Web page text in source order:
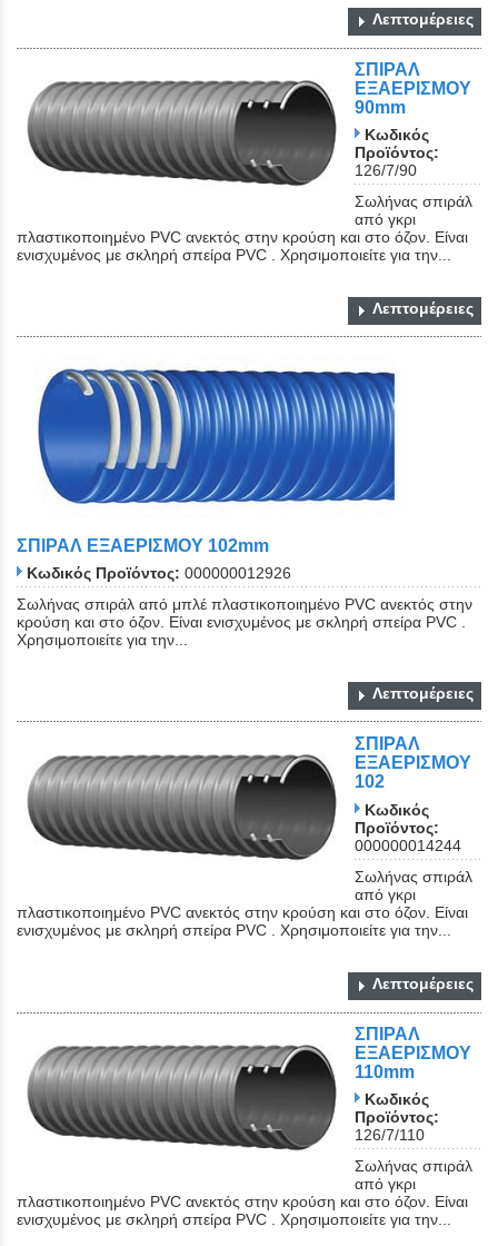
Λεπτομέρειες
ΣΠΙΡΑΛ
ΕΞΑΕΡΙΣΜΟΥ
90mm
Κωδικός
Προϊόντος:
126/7/90
Σωλήνας σπιράλ
από γκρι
πλαστικοποιημένο PVC ανεκτός στην κρούση και στο όζον. Είναι
ενισχυμένος με σκληρή σπείρα PVC . Χρησιμοποιείτε για την...
Λεπτομέρειες
ΣΠΙΡΑΛ ΕΞΑΕΡΙΣΜΟΥ 102mm
Κωδικός Προϊόντος: 000000012926
Σωλήνας σπιράλ από μπλέ πλαστικοποιημένο PVC ανεκτός στην
κρούση και στο όζον. Είναι ενισχυμένος με σκληρή σπείρα PVC .
Χρησιμοποιείτε για την...
Λεπτομέρειες
ΣΠΙΡΑΛ
ΕΞΑΕΡΙΣΜΟΥ
102
Κωδικός
Προϊόντος:
000000014244
Σωλήνας σπιράλ
από γκρι
πλαστικοποιημένο PVC ανεκτός στην κρούση και στο όζον. Είναι
ενισχυμένος με σκληρή σπείρα PVC . Χρησιμοποιείτε για την...
Λεπτομέρειες
ΣΠΙΡΑΛ
ΕΞΑΕΡΙΣΜΟΥ
110mm
Κωδικός
Προϊόντος:
126/7/110
Σωλήνας σπιράλ
από γκρι
πλαστικοποιημένο PVC ανεκτός στην κρούση και στο όζον. Είναι
ενισχυμένος με σκληρή σπείρα PVC . Χρησιμοποιείτε για την...